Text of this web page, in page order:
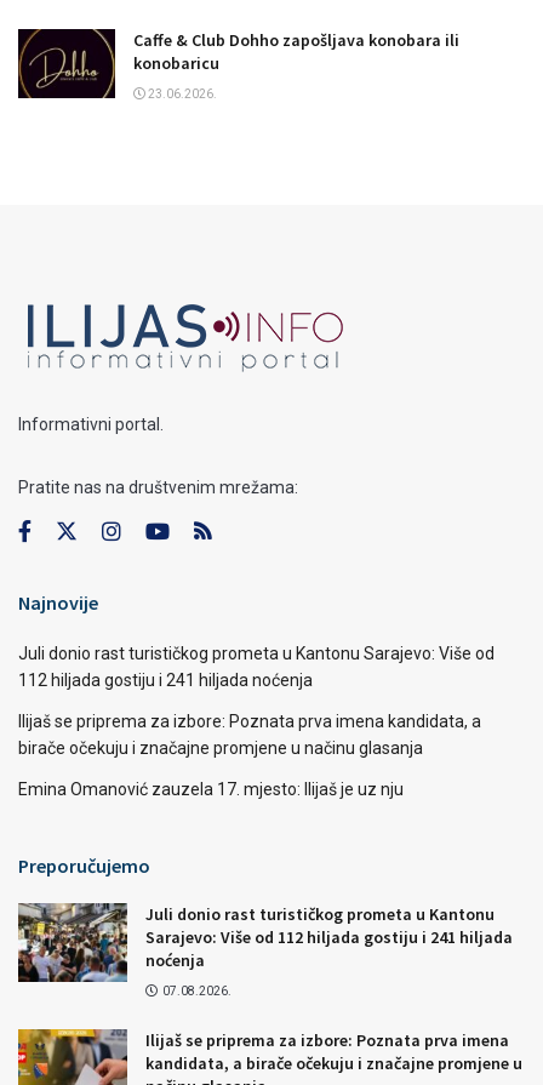
Caffe & Club Dohho zapošljava konobara ili
konobaricu
23.06.2026.
Informativni portal.
Pratite nas na društvenim mrežama:
Najnovije
Juli donio rast turističkog prometa u Kantonu Sarajevo: Više od
112 hiljada gostiju i 241 hiljada noćenja
Ilijaš se priprema za izbore: Poznata prva imena kandidata, a
birače očekuju i značajne promjene u načinu glasanja
Emina Omanović zauzela 17. mjesto: Ilijaš je uz nju
Preporučujemo
Juli donio rast turističkog prometa u Kantonu
Sarajevo: Više od 112 hiljada gostiju i 241 hiljada
noćenja
07.08.2026.
Ilijaš se priprema za izbore: Poznata prva imena
kandidata, a birače očekuju i značajne promjene u